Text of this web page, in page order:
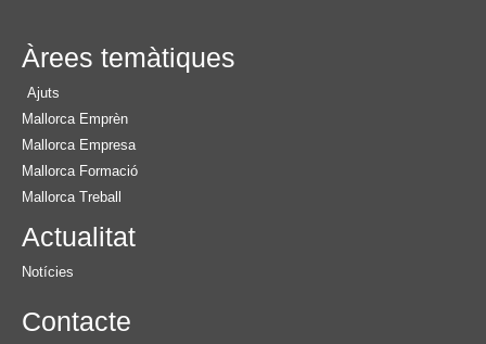
Àrees temàtiques
Ajuts
Mallorca Emprèn
Mallorca Empresa
Mallorca Formació
Mallorca Treball
Actualitat
Notícies
Contacte